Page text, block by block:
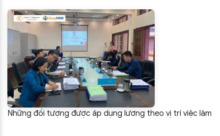
Những đối tượng được áp dụng lương theo vị trí việc làm